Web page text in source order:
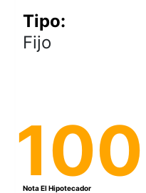
Fijo
100